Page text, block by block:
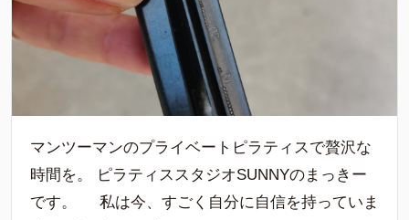
マンツーマンのプライベートピラティスで贅沢な
時間を。 ピラティススタジオSUNNYのまっきー
です。 私は今、すごく自分に自信を持っていま